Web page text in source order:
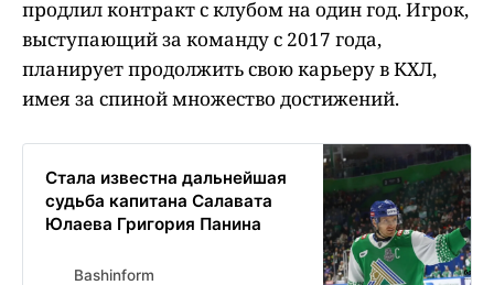
продлил контракт с клубом на один год. Игрок,
выступающий за команду с 2017 года,
планирует продолжить свою карьеру в КХЛ,
имея за спиной множество достижений.
Стала известна дальнейшая
судьба капитана Салавата
Юлаева Григория Панина
Bashinform